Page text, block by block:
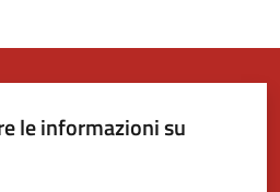
le informazioni su